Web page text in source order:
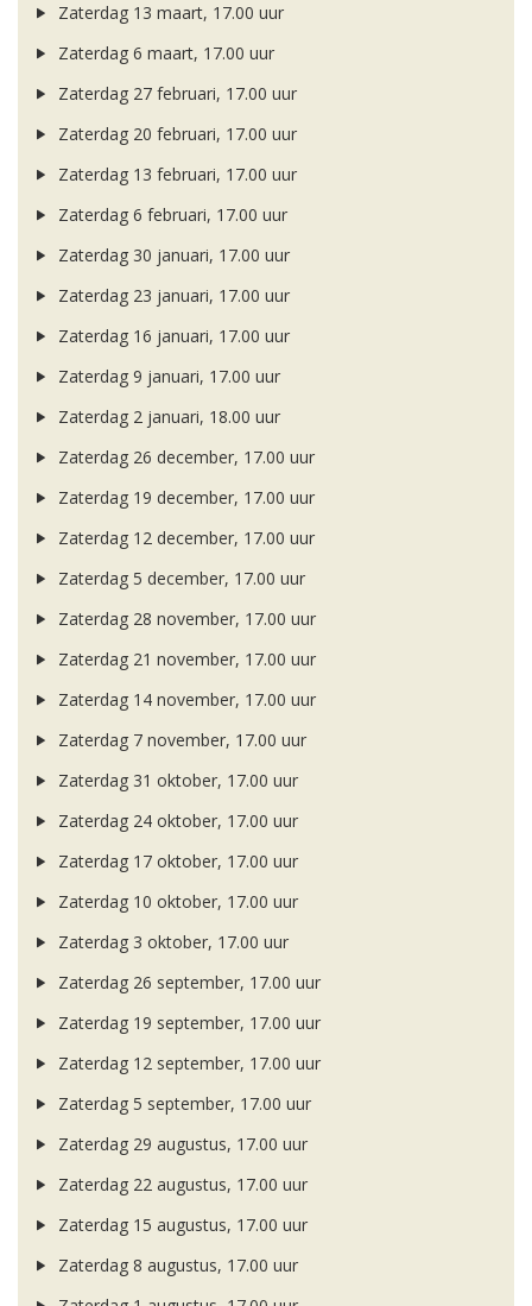
Zaterdag 13 maart, 17.00 uur
Zaterdag 6 maart, 17.00 uur
Zaterdag 27 februari, 17.00 uur
Zaterdag 20 februari, 17.00 uur
Zaterdag 13 februari, 17.00 uur
Zaterdag 6 februari, 17.00 uur
Zaterdag 30 januari, 17.00 uur
Zaterdag 23 januari, 17.00 uur
Zaterdag 16 januari, 17.00 uur
Zaterdag 9 januari, 17.00 uur
Zaterdag 2 januari, 18.00 uur
Zaterdag 26 december, 17.00 uur
Zaterdag 19 december, 17.00 uur
Zaterdag 12 december, 17.00 uur
Zaterdag 5 december, 17.00 uur
Zaterdag 28 november, 17.00 uur
Zaterdag 21 november, 17.00 uur
Zaterdag 14 november, 17.00 uur
Zaterdag 7 november, 17.00 uur
Zaterdag 31 oktober, 17.00 uur
Zaterdag 24 oktober, 17.00 uur
Zaterdag 17 oktober, 17.00 uur
Zaterdag 10 oktober, 17.00 uur
Zaterdag 3 oktober, 17.00 uur
Zaterdag 26 september, 17.00 uur
Zaterdag 19 september, 17.00 uur
Zaterdag 12 september, 17.00 uur
Zaterdag 5 september, 17.00 uur
Zaterdag 29 augustus, 17.00 uur
Zaterdag 22 augustus, 17.00 uur
Zaterdag 15 augustus, 17.00 uur
Zaterdag 8 augustus, 17.00 uur